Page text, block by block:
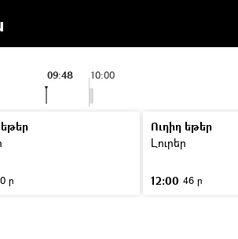
10:00
09:48
0 ր
Ուղիղ եթեր
Լուրեր
12:00 46 ր